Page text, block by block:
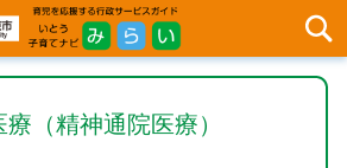
（精神通院医療）